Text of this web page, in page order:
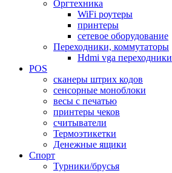
Оргтехника
WiFi роутеры
принтеры
сетевое оборудование
Переходники, коммутаторы
Hdmi vga переходники
POS
сканеры штрих кодов
сенсорные моноблоки
весы с печатью
принтеры чеков
считыватели
Термоэтикетки
Денежные ящики
Спорт
Турники/брусья